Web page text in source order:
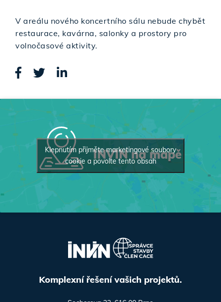
V areálu nového koncertního sálu nebude chybět
restaurace, kavárna, salonky a prostory pro
volnočasové aktivity.
INVIN na mapě
Klepnutím přijměte marketingové soubory
cookie a povolte tento obsah
Komplexní řešení vašich projektů.